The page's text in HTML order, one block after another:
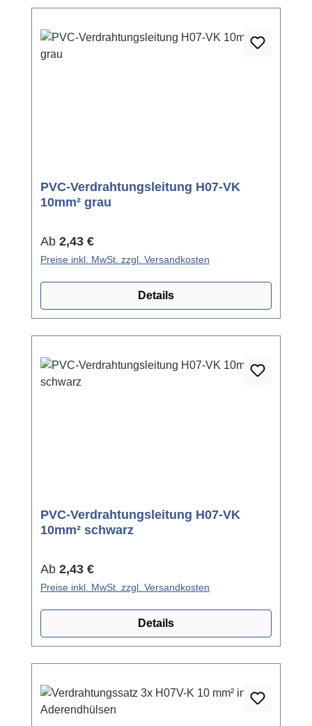
PVC-Verdrahtungsleitung H07-VK
10mm² grau
Regulärer Preis:
Ab 2,43 €
Preise inkl. MwSt. zzgl. Versandkosten
Details
PVC-Verdrahtungsleitung H07-VK
10mm² schwarz
Regulärer Preis:
Ab 2,43 €
Preise inkl. MwSt. zzgl. Versandkosten
Details